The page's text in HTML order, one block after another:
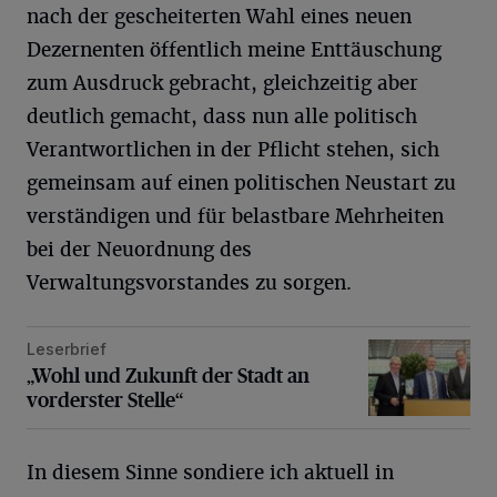
nach der gescheiterten Wahl eines neuen
Dezernenten öffentlich meine Enttäuschung
zum Ausdruck gebracht, gleichzeitig aber
deutlich gemacht, dass nun alle politisch
Verantwortlichen in der Pflicht stehen, sich
gemeinsam auf einen politischen Neustart zu
verständigen und für belastbare Mehrheiten
bei der Neuordnung des
Verwaltungsvorstandes zu sorgen.
„Wohl und Zukunft der Stadt an vorderster Stelle“
Leserbrief
„Wohl und Zukunft der Stadt an
vorderster Stelle“
In diesem Sinne sondiere ich aktuell in